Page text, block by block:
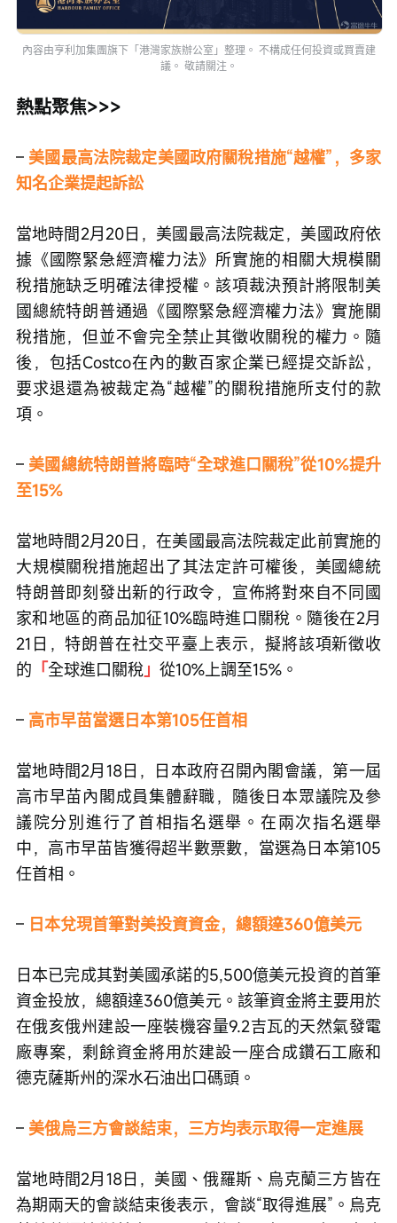
內容由亨利加集團旗下「港灣家族辦公室」整理。 不構成任何投資或買賣建
議。 敬請關注。
熱點聚焦>>>
– 美國最高法院裁定美國政府關稅措施“越權”，多家
知名企業提起訴訟
當地時間2月20日，美國最高法院裁定，美國政府依
據《國際緊急經濟權力法》所實施的相關大規模關
稅措施缺乏明確法律授權。該項裁決預計將限制美
國總統特朗普通過《國際緊急經濟權力法》實施關
稅措施，但並不會完全禁止其徵收關稅的權力。隨
後，包括Costco在內的數百家企業已經提交訴訟，
要求退還為被裁定為“越權”的關稅措施所支付的款
項。
– 美國總統特朗普將臨時“全球進口關稅”從10%提升
至15%
當地時間2月20日，在美國最高法院裁定此前實施的
大規模關稅措施超出了其法定許可權後，美國總統
特朗普即刻發出新的行政令，宣佈將對來自不同國
家和地區的商品加征10%臨時進口關稅。隨後在2月
21日，特朗普在社交平臺上表示，擬將該項新徵收
的 「全球進口關稅 」 從10%上調至15%。
– 高市早苗當選日本第105任首相
當地時間2月18日，日本政府召開內閣會議，第一屆
高市早苗內閣成員集體辭職，隨後日本眾議院及參
議院分別進行了首相指名選舉。在兩次指名選舉
中，高市早苗皆獲得超半數票數，當選為日本第105
任首相。
– 日本兌現首筆對美投資資金，總額達360億美元
日本已完成其對美國承諾的5,500億美元投資的首筆
資金投放，總額達360億美元。該筆資金將主要用於
在俄亥俄州建設一座裝機容量9.2吉瓦的天然氣發電
廠專案，剩餘資金將用於建設一座合成鑽石工廠和
德克薩斯州的深水石油出口碼頭。
– 美俄烏三方會談結束，三方均表示取得一定進展
當地時間2月18日，美國、俄羅斯、烏克蘭三方皆在
為期兩天的會談結束後表示，會談“取得進展”。烏克